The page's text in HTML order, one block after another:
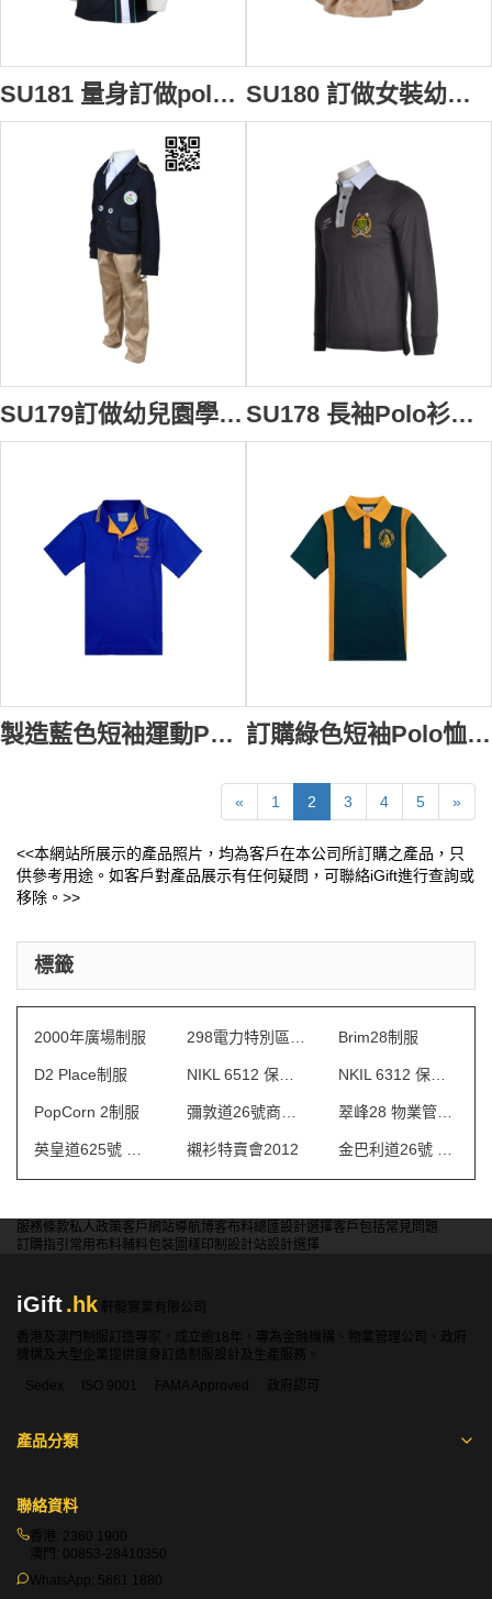
SU181 量身訂做polo校服 訂購學校制服 自製制服中心 學校制服專門店HK SU180 訂做女裝幼兒園制服 訂購團體學校制服中心 訂做套裝校服供應商HK
SU179訂做幼兒園學校制服 訂購學校制服中心 訂製學生套裝制服 學校制服專門店HK SU178 長袖Polo衫供應訂購 校服Logo繡花Polo衫 運動款式Polo衫 Polo衫香港公司
製造藍色短袖運動Polo恤 繡花運動POLO恤 來樣訂製 校服運動POLO恤 中小學生校服 校服專門店 扁機 織名 英文 SU177 訂購綠色短袖Polo恤 撞色衫側 中小學生校服 設計訂造 POLO款運動校服 校服專門店 校服公司 澳洲 SU176
« 1 2 3 4 5 »
<<本網站所展示的產品照片，均為客戶在本公司所訂購之產品，只
供參考用途。如客戶對產品展示有任何疑問，可聯絡iGift進行查詢或
移除。>>
標籤
2000年廣場制服 Brim28制服
D2 Place制服 NIKL 6512 保安制服
PopCorn 2制服 彌敦道26號商場 制服
襯衫特賣會2012
服務條款私人政策客戶 網站導航博客布料總匯設計選擇客戶包括常見問題
訂購指引 常用布料輔料包裝 圖樣印制 設計站設計選擇
iGift.hk
軒龍實業有限公司
香港及澳門制服訂造專家，成立逾18年，專為金融機構、物業管理公司、政府
機構及大型企業提供度身訂造制服設計及生產服務。
Sedex
ISO 9001 FAMA Approved 政府認可
產品分類
聯絡資料
香港: 2360 1900
澳門: 00853-28410350
WhatsApp: 5661 1880